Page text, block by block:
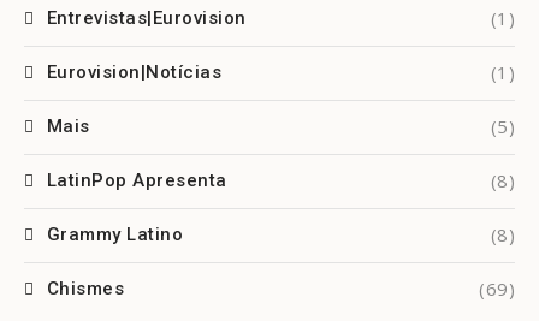
Entrevistas|Eurovision (1)
Eurovision|Notícias (1)
Mais (5)
LatinPop Apresenta (8)
Grammy Latino (8)
Chismes (69)